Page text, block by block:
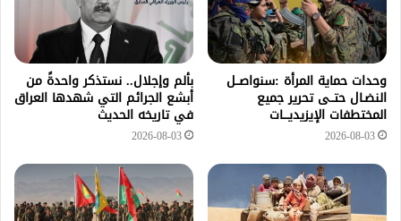
وحدات حماية المرأة :سنواصــل
النضـال حتــى تحرير جميع
المختطفات الإيزيديـــات
2026-08-03
بألم وإجلال.. نستذكر واحدةً من
أبشع الجرائم التي شهدها العراق
في تاريخه الحديث
2026-08-03